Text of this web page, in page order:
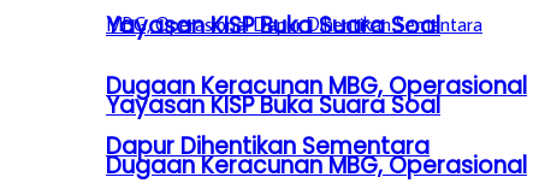
Yayasan KISP Buka Suara Soal
Dugaan Keracunan MBG, Operasional
Dapur Dihentikan Sementara
Yayasan KISP Buka Suara Soal
Dugaan Keracunan MBG, Operasional